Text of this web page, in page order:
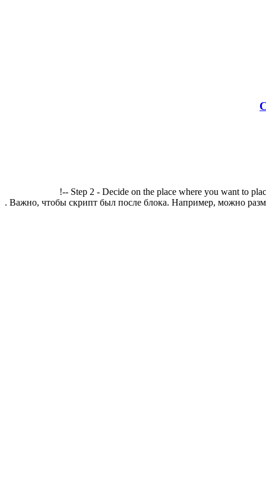
!-- Step 2 - Decide on the place where you want to
. Важно, чтобы скрипт был после блока. Например, можно